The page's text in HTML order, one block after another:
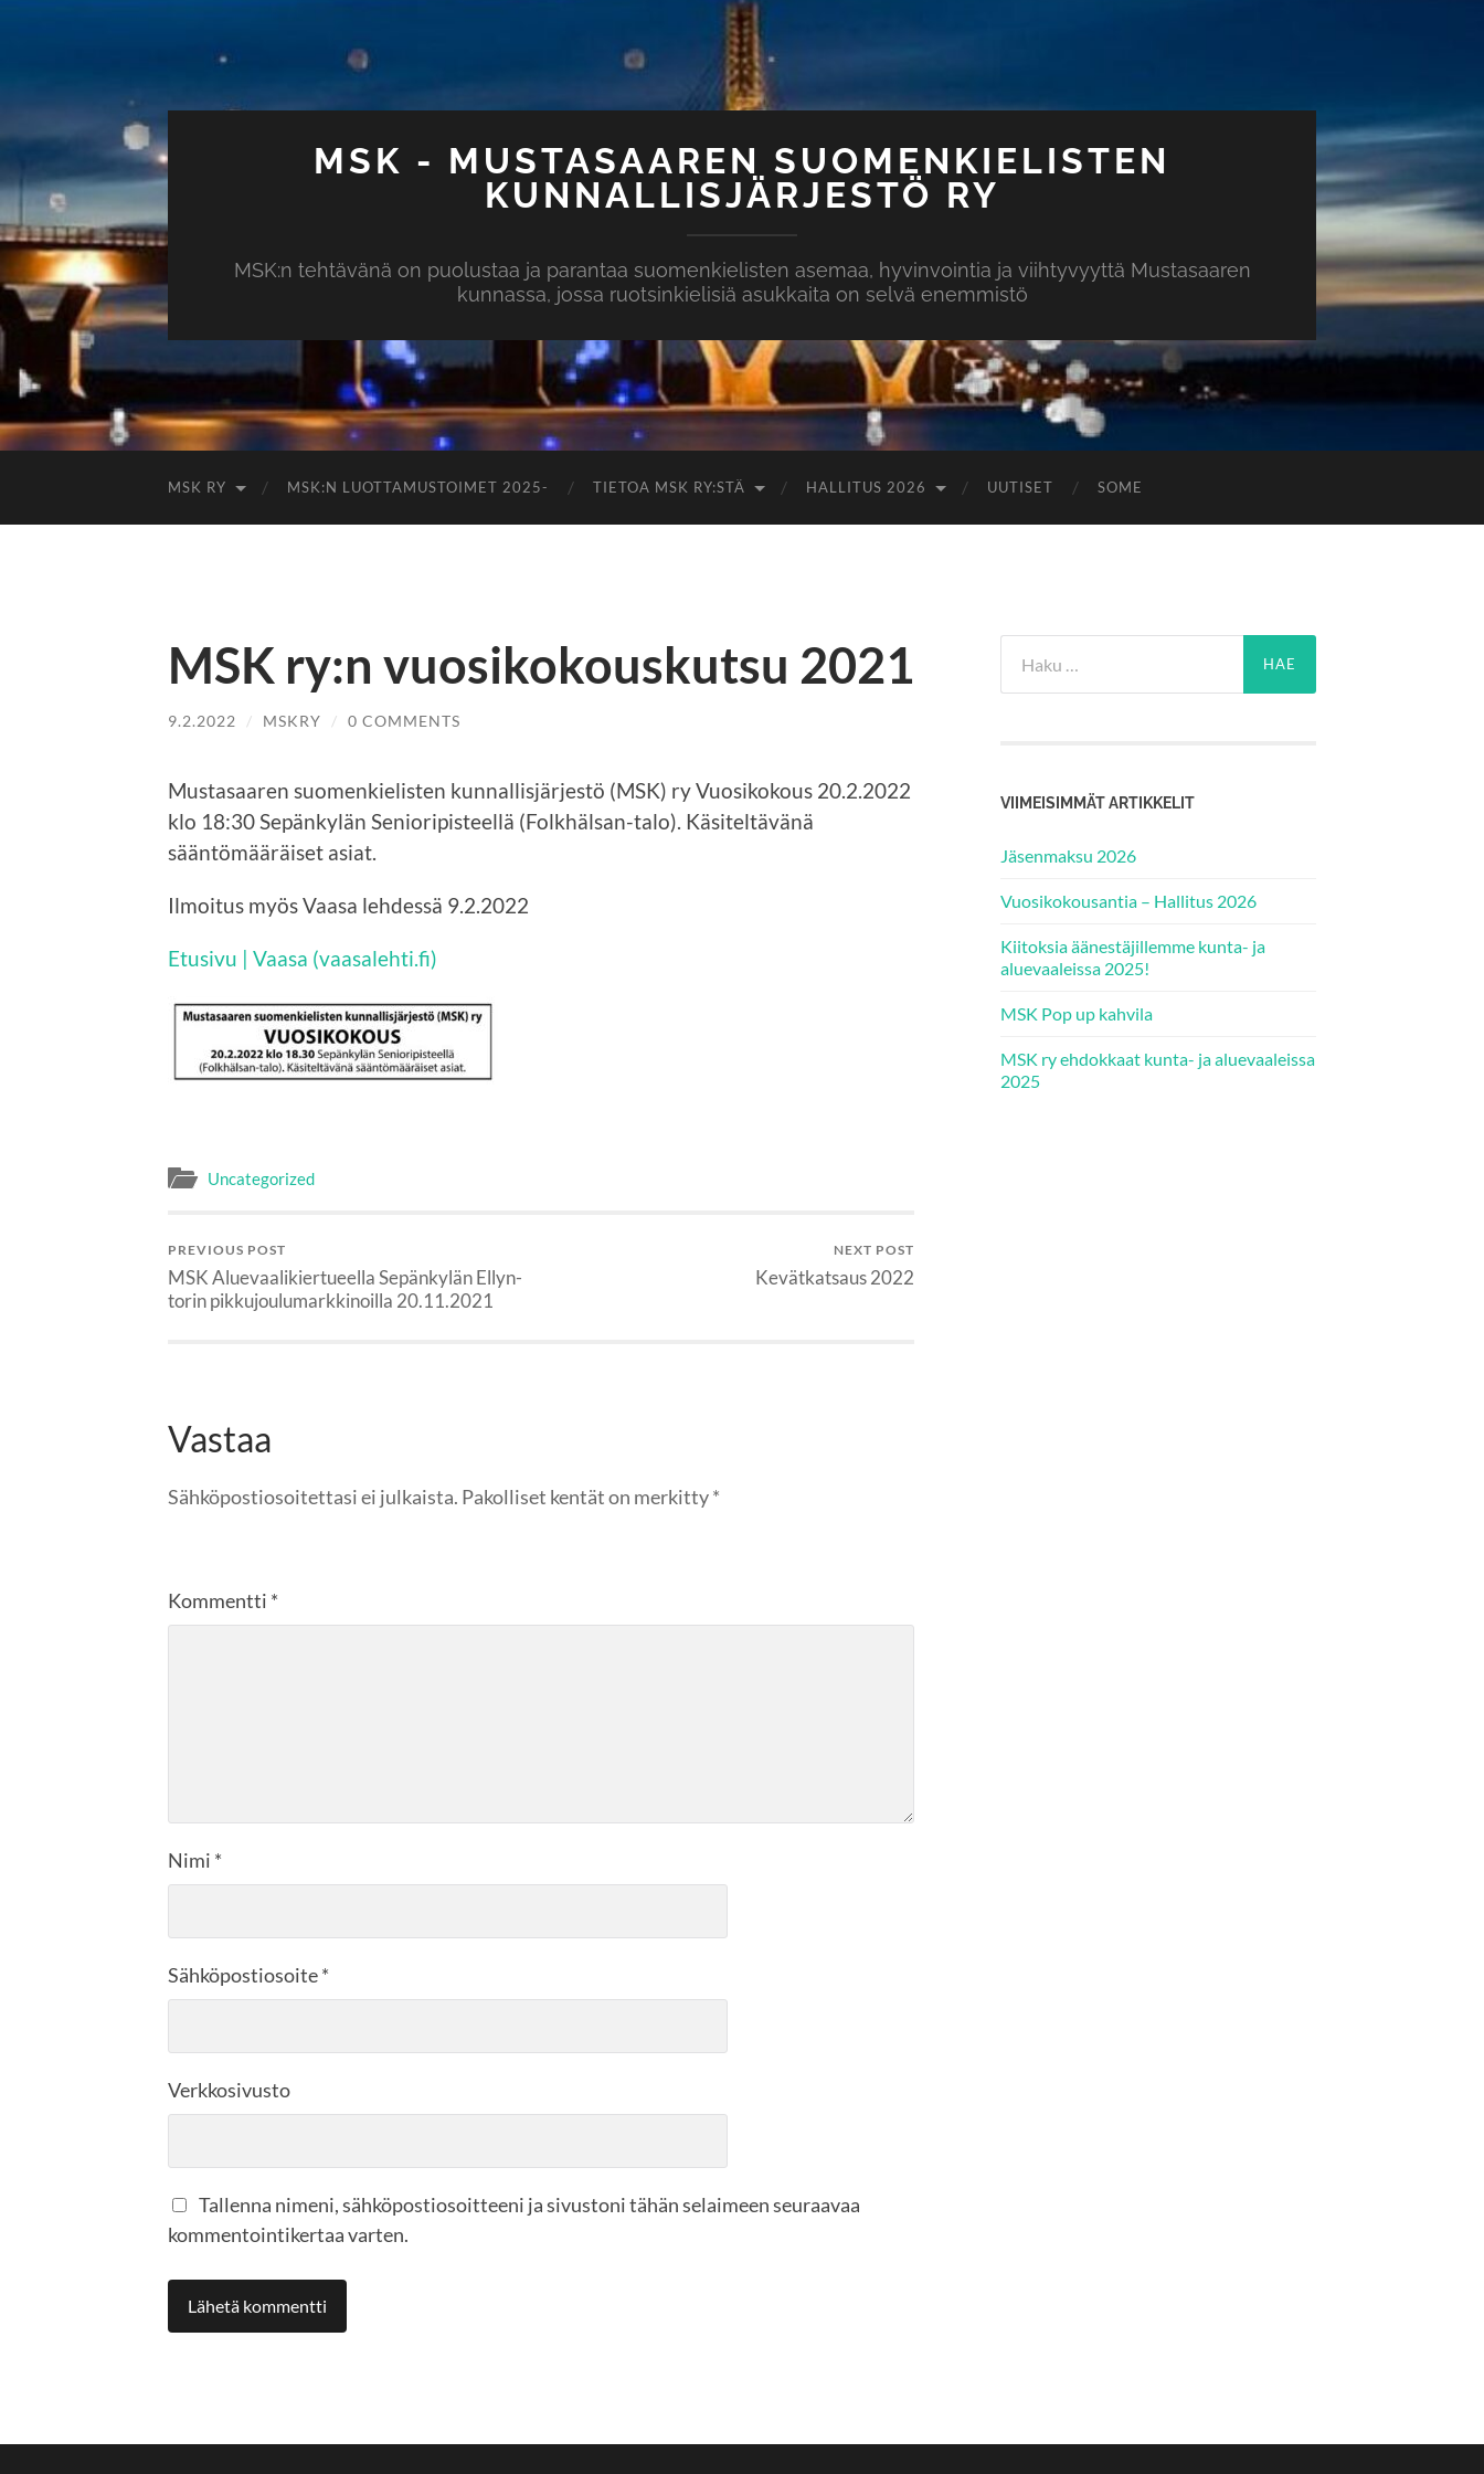
MSK - MUSTASAAREN SUOMENKIELISTEN
KUNNALLISJÄRJESTÖ RY
MSK:n tehtävänä on puolustaa ja parantaa suomenkielisten asemaa, hyvinvointia ja viihtyvyyttä Mustasaaren
kunnassa, jossa ruotsinkielisiä asukkaita on selvä enemmistö
MSK RY MSK:N LUOTTAMUSTOIMET 2025- TIETOA MSK RY:STÄ HALLITUS 2026 UUTISET SOME
MSK ry:n vuosikokouskutsu 2021
9.2.2022 / MSKRY / 0 COMMENTS
Mustasaaren suomenkielisten kunnallisjärjestö (MSK) ry Vuosikokous 20.2.2022
klo 18:30 Sepänkylän Senioripisteellä (Folkhälsan-talo). Käsiteltävänä
sääntömääräiset asiat.
Ilmoitus myös Vaasa lehdessä 9.2.2022
Etusivu | Vaasa (vaasalehti.fi)
Uncategorized
PREVIOUS POST
MSK Aluevaalikiertueella Sepänkylän Ellyn-
torin pikkujoulumarkkinoilla 20.11.2021
NEXT POST
Kevätkatsaus 2022
Vastaa
Sähköpostiosoitettasi ei julkaista. Pakolliset kentät on merkitty*
Kommentti *
Nimi *
Sähköpostiosoite*
Verkkosivusto
Tallenna nimeni, sähköpostiosoitteeni ja sivustoni tähän selaimeen seuraavaa
kommentointikertaa varten.
VIIMEISIMMÄT ARTIKKELIT
Jäsenmaksu 2026
Vuosikokousantia – Hallitus 2026
Kiitoksia äänestäjillemme kunta- ja
aluevaaleissa 2025!
MSK Pop up kahvila
MSK ry ehdokkaat kunta- ja aluevaaleissa
2025